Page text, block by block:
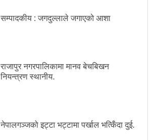
सम्पादकीय : जगदुल्लाले जगाएको आशा
राजापुर नगरपालिकामा मानव बेचबिखन
नियन्त्रण स्थानीय.
नेपालगञ्जको इट्टा भट्टामा पर्खाल भत्किँदा दुई.